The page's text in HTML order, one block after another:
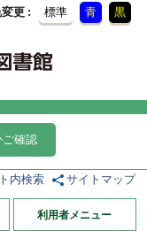
更 標準 青 黒
ご確認
内検索 サイトマップ
利用者メニュー